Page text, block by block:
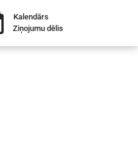
Kalendārs
Ziņojumu dēlis